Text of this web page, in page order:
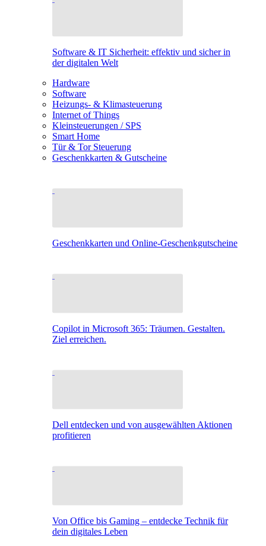
Software & IT Sicherheit: effektiv und sicher in
der digitalen Welt
Hardware
Software
Heizungs- & Klimasteuerung
Internet of Things
Kleinsteuerungen / SPS
Smart Home
Tür & Tor Steuerung
Geschenkkarten & Gutscheine
Geschenkkarten und Online-Geschenkgutscheine
Copilot in Microsoft 365: Träumen. Gestalten.
Ziel erreichen.
Dell entdecken und von ausgewählten Aktionen
profitieren
Von Office bis Gaming – entdecke Technik für
dein digitales Leben